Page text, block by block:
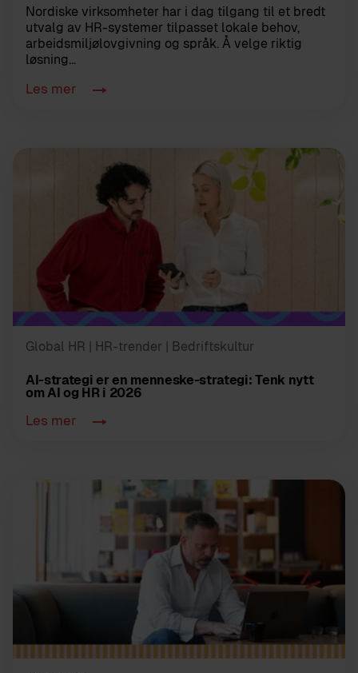
Nordiske virksomheter har i dag tilgang til et bredt
utvalg av HR-systemer tilpasset lokale behov,
arbeidsmiljølovgivning og språk. Å velge riktig
løsning...
Les mer
Global HR | HR-trender | Bedriftskultur
AI-strategi er en menneske-strategi: Tenk nytt
om AI og HR i 2026
Les mer